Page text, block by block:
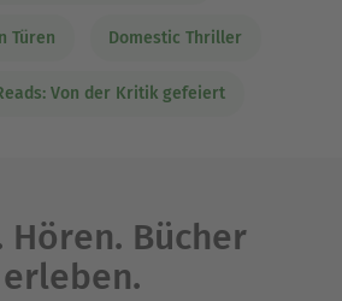
Türen Domestic Thriller
Von der Kritik gefeiert
Hören. Bücher
erleben.